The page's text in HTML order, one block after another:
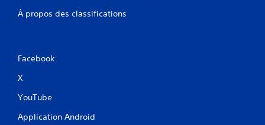
u
m
À propos des classifications
Facebook
X
YouTube
Application Android